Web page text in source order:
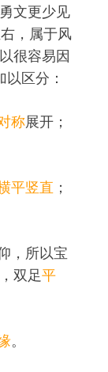
文更少见
，属于风
很容易因
区分：
称展开；
平竖直 ；
，所以宝
双足平
。